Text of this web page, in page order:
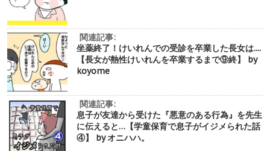
関連記事:
坐薬終了！けいれんでの受診を卒業した長女は....
【長女が熱性けいれんを卒業するまで⑨終】 by
koyome
関連記事:
息子が友達から受けた『悪意のある行為』を先生
に伝えると…【学童保育で息子がイジメられた話
④】 by オニハハ。